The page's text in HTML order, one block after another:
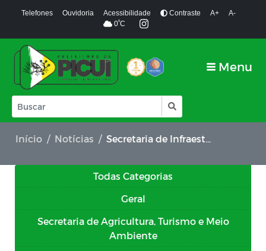
Telefones Ouvidoria Acessibilidade Contraste A+
A-
0ºC
Menu
Início Notícias Secretaria de Infraestrutura
Todas Categorias
Geral
Secretaria de Agricultura, Turismo e Meio
Ambiente